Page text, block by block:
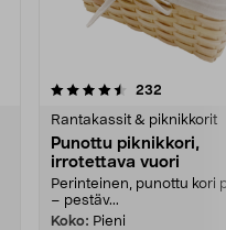
232
Rantakassit & piknikkorit
Punottu piknikkori,
irrotettava vuori
Perinteinen, punottu kori
– pestäv...
Koko: Pieni
4.5viidestä